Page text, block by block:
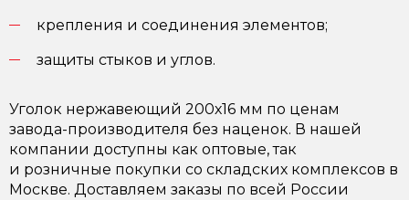
крепления и соединения элементов;
защиты стыков и углов.
Уголок нержавеющий 200х16 мм по ценам
завода-производителя без наценок. В нашей
компании доступны как оптовые, так
и розничные покупки со складских комплексов в
Москве. Доставляем заказы по всей России